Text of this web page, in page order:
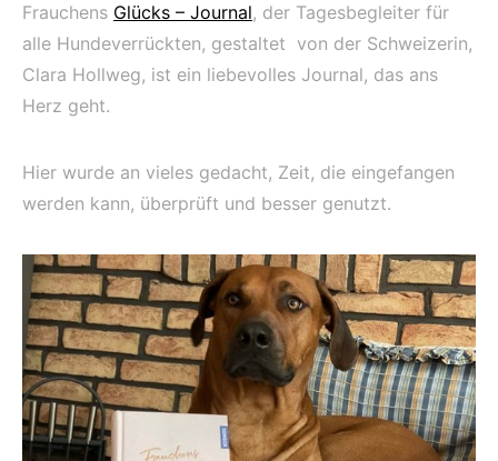
Frauchens Glücks – Journal, der Tagesbegleiter für
alle Hundeverrückten, gestaltet von der Schweizerin,
Clara Hollweg, ist ein liebevolles Journal, das ans
Herz geht.
Hier wurde an vieles gedacht, Zeit, die eingefangen
werden kann, überprüft und besser genutzt.